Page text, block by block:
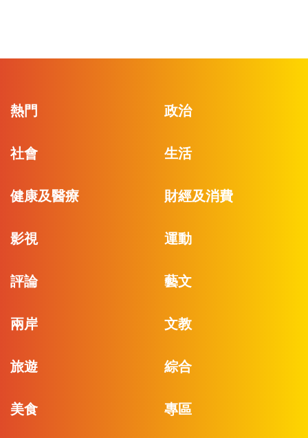
熱門 政治
社會 生活
健康及醫療 財經及消費
影視 運動
評論 藝文
兩岸 文教
旅遊 綜合
美食 專區